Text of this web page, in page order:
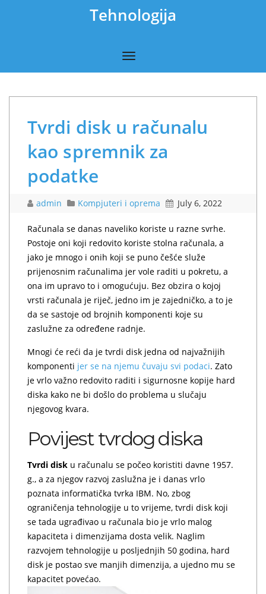
Tehnologija
Tvrdi disk u računalu
kao spremnik za
podatke
admin Kompjuteri i oprema July 6, 2022
Računala se danas naveliko koriste u razne svrhe.
Postoje oni koji redovito koriste stolna računala, a
jako je mnogo i onih koji se puno češće služe
prijenosnim računalima jer vole raditi u pokretu, a
ona im upravo to i omogućuju. Bez obzira o kojoj
vrsti računala je riječ, jedno im je zajedničko, a to je
da se sastoje od brojnih komponenti koje su
zaslužne za određene radnje.
Mnogi će reći da je tvrdi disk jedna od najvažnijih
komponenti jer se na njemu čuvaju svi podaci. Zato
je vrlo važno redovito raditi i sigurnosne kopije hard
diska kako ne bi došlo do problema u slučaju
njegovog kvara.
Povijest tvrdog diska
Tvrdi disk u računalu se počeo koristiti davne 1957.
g., a za njegov razvoj zaslužna je i danas vrlo
poznata informatička tvrka IBM. No, zbog
ograničenja tehnologije u to vrijeme, tvrdi disk koji
se tada ugrađivao u računala bio je vrlo malog
kapaciteta i dimenzijama dosta velik. Naglim
razvojem tehnologije u posljednjih 50 godina, hard
disk je postao sve manjih dimenzija, a ujedno mu se
kapacitet povećao.